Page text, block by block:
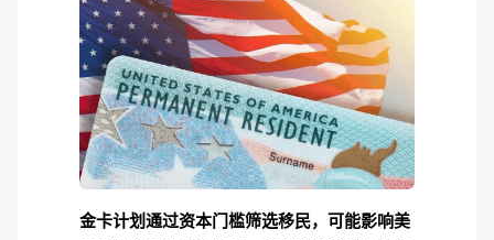
金卡计划通过资本门槛筛选移民，可能影响美